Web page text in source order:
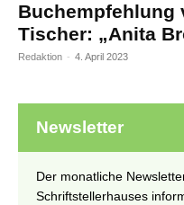
Buchempfehlung
Tischer: „Anita
Redaktion - 4. April 2023
Newsletter
Der monatliche
Schriftstellerhauses